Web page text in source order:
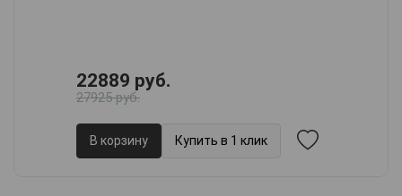
22889 руб.
27925 руб.
В корзину Купить в 1 клик